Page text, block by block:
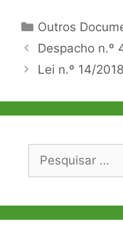
Categorias
Outros
Navegação
de
Despacho n.º
Lei n.º 14/
Pesquisar